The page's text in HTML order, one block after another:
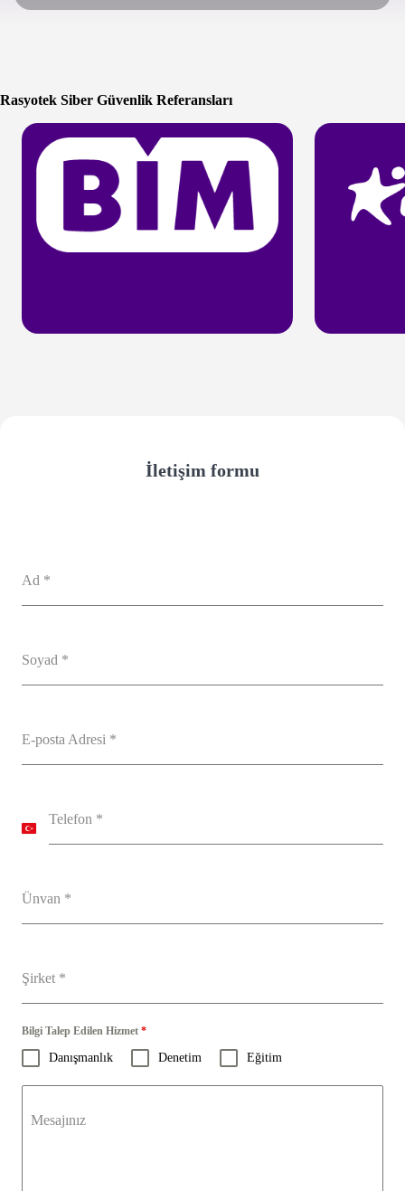
Rasyotek Siber Güvenlik Referansları
İletişim formu
Ad *
Soyad *
E-posta Adresi *
Telefon *
T
e
+
Ünvan *
Şirket *
Bilgi Talep Edilen Hizmet *
Danışmanlık Denetim Eğitim
Mesajınız